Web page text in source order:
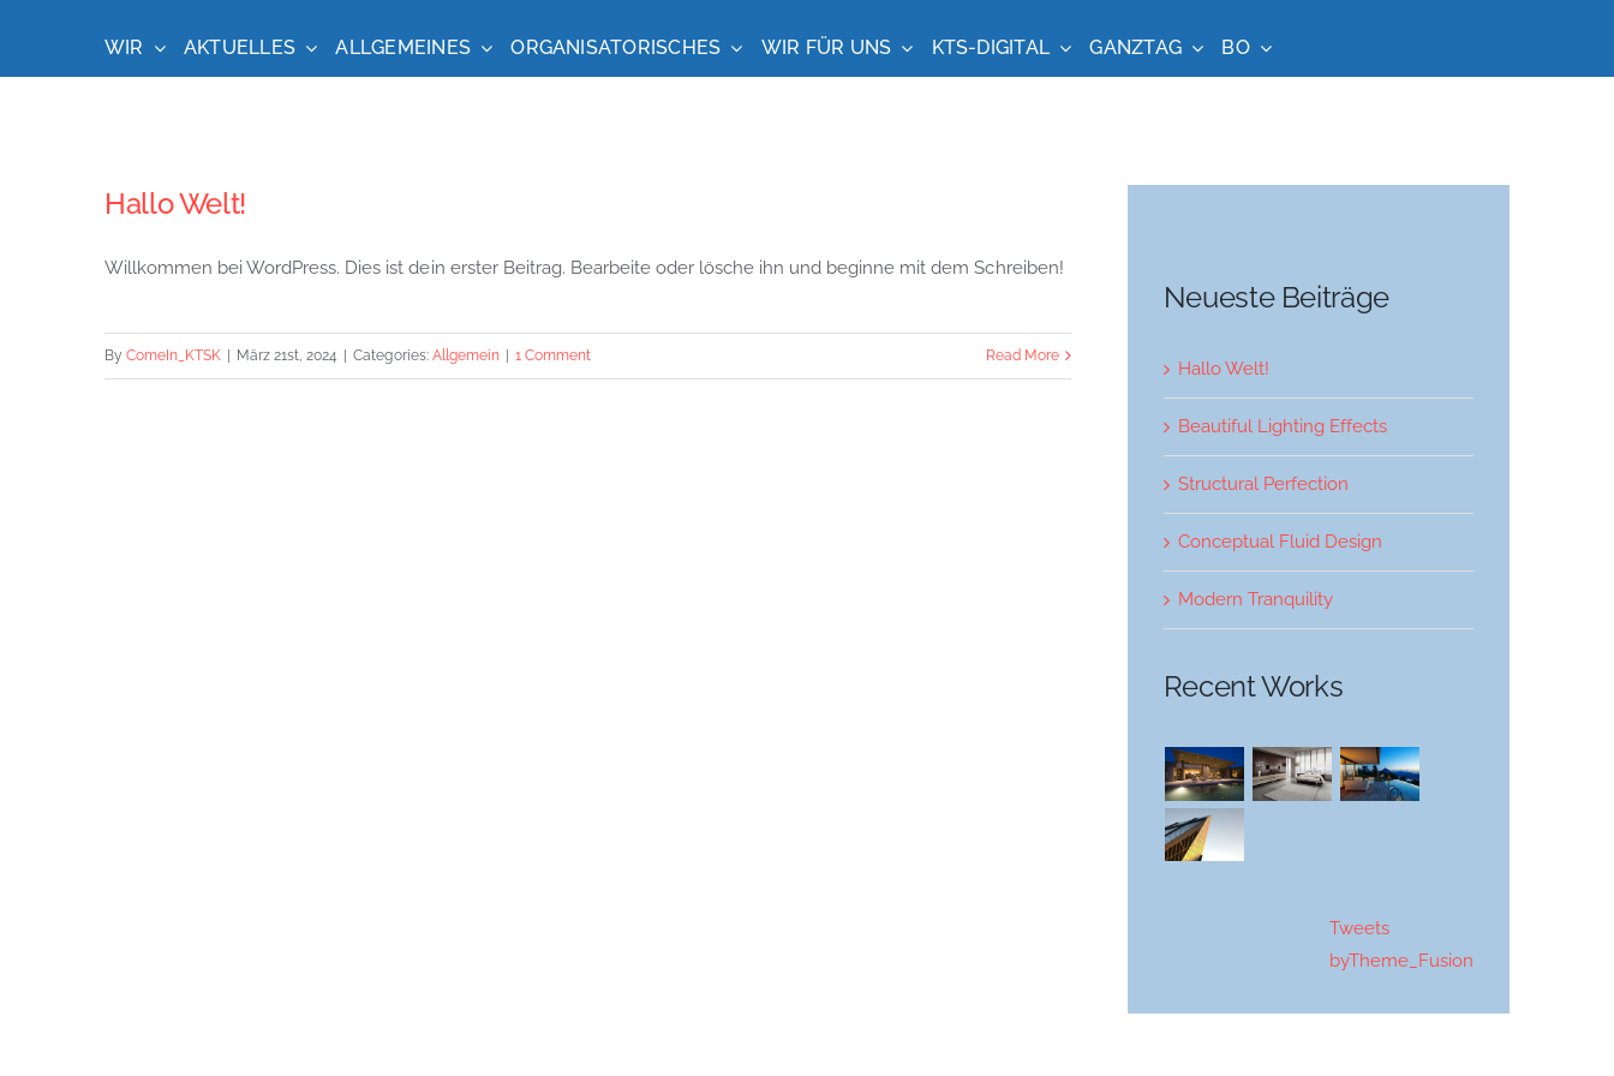
springen
WIR AKTUELLES ALLGEMEINES ORGANISATORISCHES WIR FÜR UNS KTS-DIGITAL GANZTAG BO
Hallo Welt!
Willkommen bei WordPress. Dies ist dein erster Beitrag. Bearbeite oder lösche ihn und beginne mit dem Schreiben!
By ComeIn_KTSK März 21st, 2024 Categories: Allgemein 1 Comment Read More
Neueste Beiträge
Hallo Welt!
Beautiful Lighting Effects
Structural Perfection
Conceptual Fluid Design
Modern Tranquility
Recent Works
Tweets
byTheme_Fusion